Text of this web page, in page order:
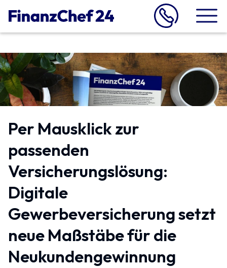
Per Mausklick zur
passenden
Versicherungslösung:
Digitale
Gewerbeversicherung setzt
neue Maßstäbe für die
Neukundengewinnung